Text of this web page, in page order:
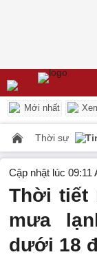
Mới nhất
Thời sự
Cập nhật lúc 09:11
Thời tiết
mưa
dưới 18